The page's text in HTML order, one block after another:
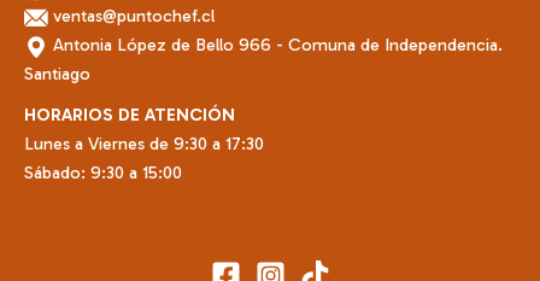
ventas@puntochef.cl
Antonia López de Bello 966 - Comuna de Independencia.
Santiago
HORARIOS DE ATENCIÓN
Lunes a Viernes de 9:30 a 17:30
Sábado: 9:30 a 15:00